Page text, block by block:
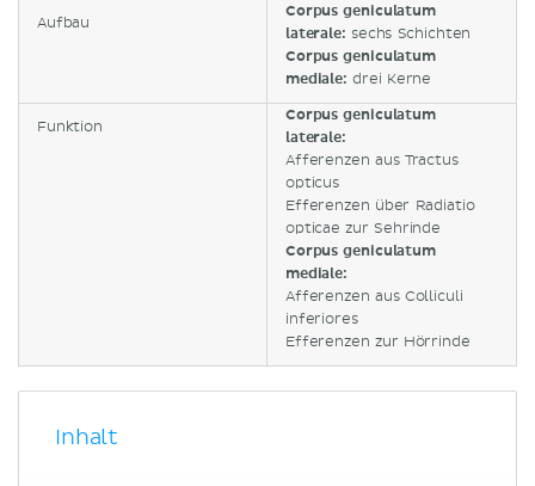
Aufbau
Corpus geniculatum
laterale: sechs Schichten
Corpus geniculatum
mediale: drei Kerne
Funktion
Corpus geniculatum
laterale:
Afferenzen aus Tractus
opticus
Efferenzen über Radiatio
opticae zur Sehrinde
Corpus geniculatum
mediale:
Afferenzen aus Colliculi
inferiores
Efferenzen zur Hörrinde
Inhalt